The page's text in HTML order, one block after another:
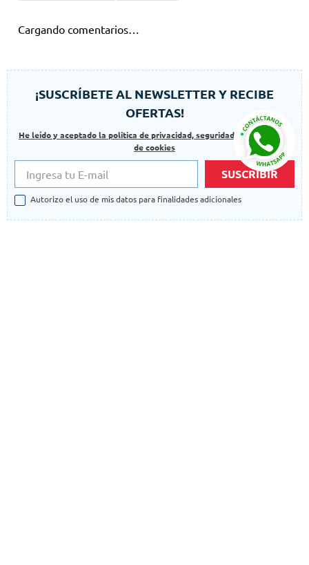
Cargando comentarios…
¡SUSCRÍBETE AL NEWSLETTER Y RECIBE
OFERTAS!
He leído y aceptado la politica de privacidad, seguridad y las politicas
de cookies
SUSCRIBIR
Autorizo el uso de mis datos para finalidades adicionales